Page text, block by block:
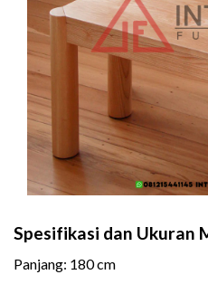
Spesifikasi dan Ukuran
Panjang: 180 cm